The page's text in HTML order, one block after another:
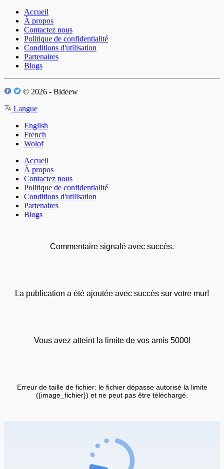
Accueil
À propos
Contactez nous
Politique de confidentialité
Conditions d'utilisation
Partenaires
Blogs
© 2026 - Bideew
Langue
English
French
Wolof
Accueil
À propos
Contactez nous
Politique de confidentialité
Conditions d'utilisation
Partenaires
Blogs
Commentaire signalé avec succès.
La publication a été ajoutée avec succès sur votre mur!
Vous avez atteint la limite de vos amis 5000!
Erreur de taille de fichier: le fichier dépasse autorisé la limite
({image_fichier}) et ne peut pas être téléchargé.